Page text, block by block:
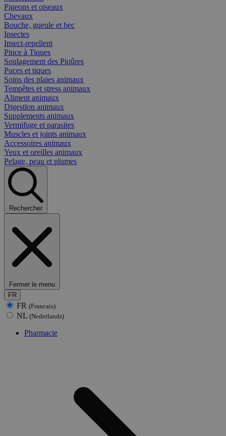
Pigeons et oiseaux
Chevaux
Bouche, gueule et bec
Insectes
Insect-repellent
Pince à Tiques
Soulagement des Piqûres
Puces et tiques
Soins des plaies animaux
Tempêtes et stress animaux
Aliment animaux
Digestion animaux
Supplements animaux
Vermifuge et parasites
Muscles et joints animaux
Accessoires animaux
Yeux et oreilles animaux
Pelage, peau et plumes
Rechercher
Fermer le menu
FR
FR (Francais)
NL (Nederlands)
Pharmacie